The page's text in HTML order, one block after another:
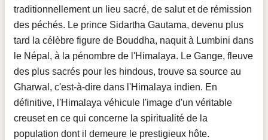
traditionnellement un lieu sacré, de salut et de rémission
des péchés. Le prince Sidartha Gautama, devenu plus
tard la célèbre figure de Bouddha, naquit à Lumbini dans
le Népal, à la pénombre de l'Himalaya. Le Gange, fleuve
des plus sacrés pour les hindous, trouve sa source au
Gharwal, c'est-à-dire dans l'Himalaya indien. En
définitive, l'Himalaya véhicule l'image d'un véritable
creuset en ce qui concerne la spiritualité de la
population dont il demeure le prestigieux hôte.